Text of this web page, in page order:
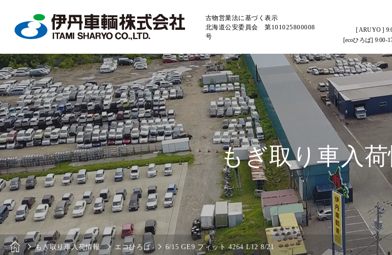
古物営業法に基づく表示
北海道公安委員会 第101025800008
号
[ ARUYO ]
[ecoひろば] 9:00-
もぎ取り車入
もぎ取り車入荷情報 エコひろば 6/15 GE9 フィット 4264 L12 8/21